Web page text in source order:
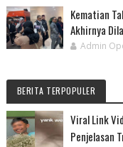
Kematian
Akhirnya
Admin
BERITA TERPOPULER
Viral Link
Penjelasan